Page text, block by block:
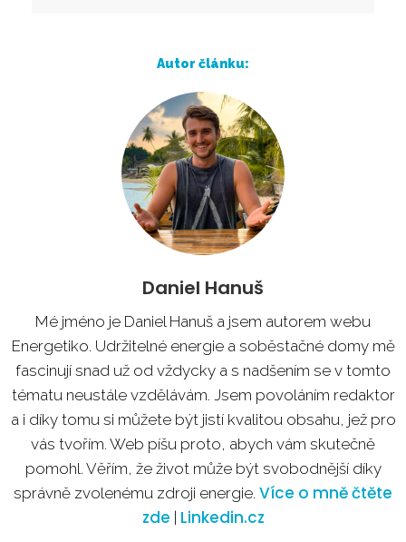
Autor článku:
Daniel Hanuš
Mé jméno je Daniel Hanuš a jsem autorem webu
Energetiko. Udržitelné energie a soběstačné domy mě
fascinují snad už od vždycky a s nadšením se v tomto
tématu neustále vzdělávám. Jsem povoláním redaktor
a i díky tomu si můžete být jistí kvalitou obsahu, jež pro
vás tvořím. Web píšu proto, abych vám skutečně
pomohl. Věřím, že život může být svobodnější díky
správně zvolenému zdroji energie. Více o mně čtěte
zde Linkedin.cz